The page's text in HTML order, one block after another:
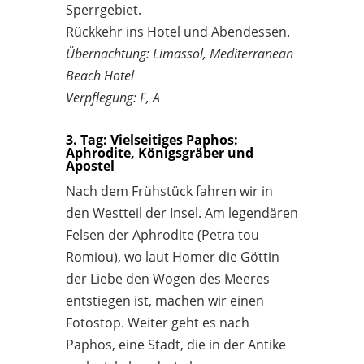
Sperrgebiet.
Rückkehr ins Hotel und Abendessen.
Übernachtung: Limassol, Mediterranean
Beach Hotel
Verpflegung: F, A
3. Tag: Vielseitiges Paphos:
Aphrodite, Königsgräber und
Apostel
Nach dem Frühstück fahren wir in
den Westteil der Insel. Am legendären
Felsen der Aphrodite (Petra tou
Romiou), wo laut Homer die Göttin
der Liebe den Wogen des Meeres
entstiegen ist, machen wir einen
Fotostop. Weiter geht es nach
Paphos, eine Stadt, die in der Antike